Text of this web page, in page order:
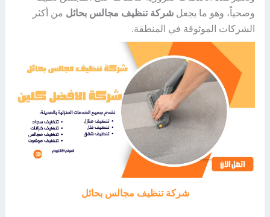
وصحياً، وهو ما يجعل شركة تنظيف مجالس بحائل من أكثر
الشركات الموثوقة في المنطقة.
شركة تنظيف مجالس بحائل